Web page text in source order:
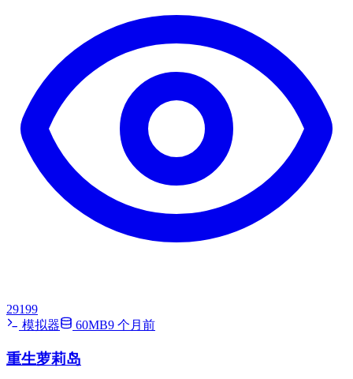
29199
模拟器
60MB9 个月前
重生萝莉岛